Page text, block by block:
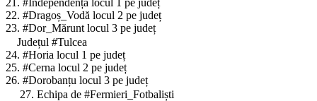
22. #Dragoș_Vodă locul 2 pe județ
23. #Dor_Mărunt locul 3 pe județ
Județul #Tulcea
24. #Horia locul 1 pe județ
25. #Cerna locul 2 pe județ
26. #Dorobanțu locul 3 pe județ
27. Echipa de #Fermieri_Fotbaliști